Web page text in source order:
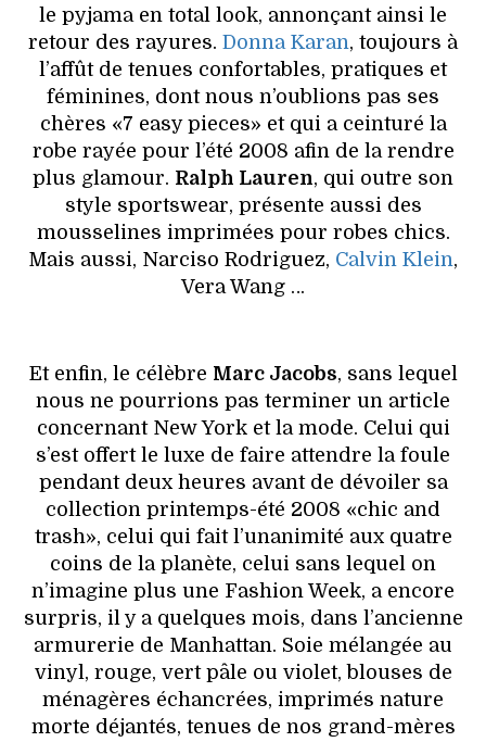
le pyjama en total look, annonçant ainsi le
retour des rayures. Donna Karan, toujours à
l’affût de tenues confortables, pratiques et
féminines, dont nous n’oublions pas ses
chères «7 easy pieces» et qui a ceinturé la
robe rayée pour l’été 2008 afin de la rendre
plus glamour. Ralph Lauren, qui outre son
style sportswear, présente aussi des
mousselines imprimées pour robes chics.
Mais aussi, Narciso Rodriguez, Calvin Klein,
Vera Wang …
Et enfin, le célèbre Marc Jacobs, sans lequel
nous ne pourrions pas terminer un article
concernant New York et la mode. Celui qui
s’est offert le luxe de faire attendre la foule
pendant deux heures avant de dévoiler sa
collection printemps-été 2008 «chic and
trash», celui qui fait l’unanimité aux quatre
coins de la planète, celui sans lequel on
n’imagine plus une Fashion Week, a encore
surpris, il y a quelques mois, dans l’ancienne
armurerie de Manhattan. Soie mélangée au
vinyl, rouge, vert pâle ou violet, blouses de
ménagères échancrées, imprimés nature
morte déjantés, tenues de nos grand-mères